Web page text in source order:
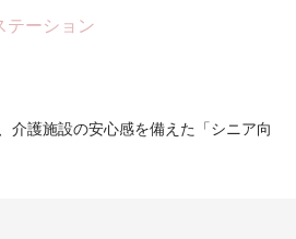
テーション
介護施設の安心感を備えた「シニア向